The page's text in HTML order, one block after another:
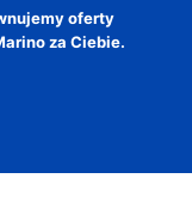
oferty
za Ciebie.